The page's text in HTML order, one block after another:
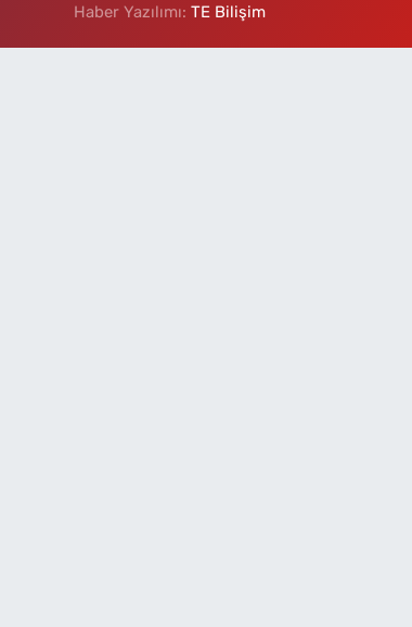
Haber Yazılımı:TE Bilişim